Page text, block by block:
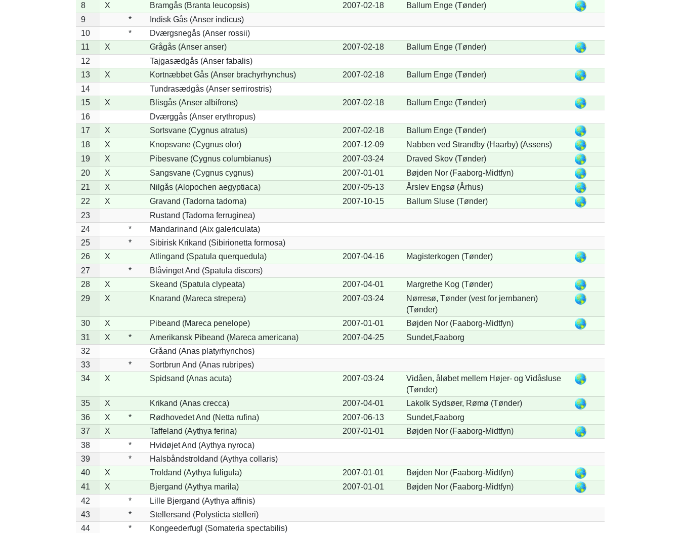
8
X Bramgås (Branta leucopsis) 2007-02-18
Ballum Enge (Tønder)
9
*
Indisk Gås (Anser indicus)
10
*
Dværgsnegås (Anser rossii)
11
X Grågås (Anser anser) 2007-02-18
Ballum Enge (Tønder)
12
Tajgasædgås (Anser fabalis)
13
X Kortnæbbet Gås (Anser brachyrhynchus) 2007-02-18
Ballum Enge (Tønder)
14
Tundrasædgås (Anser serrirostris)
15
X Blisgås (Anser albifrons) 2007-02-18
Ballum Enge (Tønder)
16
Dværggås (Anser erythropus)
17
X Sortsvane (Cygnus atratus) 2007-02-18
Ballum Enge (Tønder)
18
X Knopsvane (Cygnus olor) 2007-12-09
Nabben ved Strandby (Haarby) (Assens)
19
X Pibesvane (Cygnus columbianus) 2007-03-24
Draved Skov (Tønder)
20
X Sangsvane (Cygnus cygnus) 2007-01-01
Bøjden Nor (Faaborg-Midtfyn)
21
X Nilgås (Alopochen aegyptiaca) 2007-05-13
Årslev Engsø (Århus)
22
X Gravand (Tadorna tadorna) 2007-10-15
Ballum Sluse (Tønder)
23
Rustand (Tadorna ferruginea)
24
*
Mandarinand (Aix galericulata)
25
*
Sibirisk Krikand (Sibirionetta formosa)
26
X Atlingand (Spatula querquedula) 2007-04-16
Magisterkogen (Tønder)
27
*
Blåvinget And (Spatula discors)
28
X Skeand (Spatula clypeata) 2007-04-01
Margrethe Kog (Tønder)
29
X Knarand (Mareca strepera) 2007-03-24
Nørresø, Tønder (vest for jernbanen)
(Tønder)
30
X Pibeand (Mareca penelope) 2007-01-01
Bøjden Nor (Faaborg-Midtfyn)
31
X * Amerikansk Pibeand (Mareca americana) 2007-04-25
Sundet,Faaborg
32
Gråand (Anas platyrhynchos)
33
*
Sortbrun And (Anas rubripes)
34
X Spidsand (Anas acuta) 2007-03-24
Vidåen, åløbet mellem Højer- og Vidåsluse
(Tønder)
35
X Krikand (Anas crecca) 2007-04-01
Lakolk Sydsøer, Rømø (Tønder)
36
X * Rødhovedet And (Netta rufina) 2007-06-13
Sundet,Faaborg
37
X Taffeland (Aythya ferina) 2007-01-01
Bøjden Nor (Faaborg-Midtfyn)
38
*
Hvidøjet And (Aythya nyroca)
39
*
Halsbåndstroldand (Aythya collaris)
40
X Troldand (Aythya fuligula) 2007-01-01
Bøjden Nor (Faaborg-Midtfyn)
41
X Bjergand (Aythya marila) 2007-01-01
Bøjden Nor (Faaborg-Midtfyn)
42
*
Lille Bjergand (Aythya affinis)
43
*
Stellersand (Polysticta stelleri)
44
*
Kongeederfugl (Somateria spectabilis)